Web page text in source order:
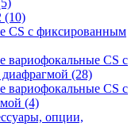
(10)
CS c фиксированным
вариофокальные CS c
диафрагмой (28)
вариофокальные CS c
(4)
опции,